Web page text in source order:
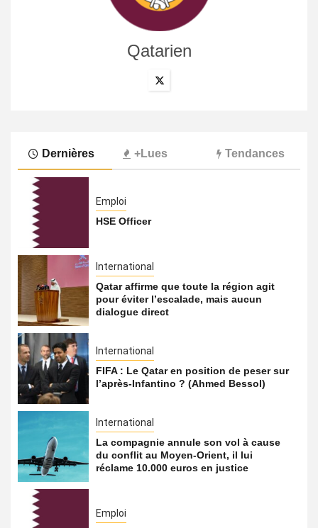
Qatarien
Dernières +Lues Tendances
Emploi
HSE Officer
International
Qatar affirme que toute la région agit
pour éviter l’escalade, mais aucun
dialogue direct
International
FIFA : Le Qatar en position de peser sur
l’après-Infantino ? (Ahmed Bessol)
International
La compagnie annule son vol à cause
du conflit au Moyen-Orient, il lui
réclame 10.000 euros en justice
Emploi